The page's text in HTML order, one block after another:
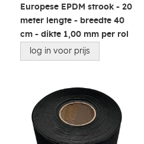
Europese EPDM strook - 20
meter lengte - breedte 40
cm - dikte 1,00 mm per rol
log in voor prijs